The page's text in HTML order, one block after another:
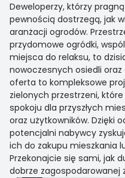
Deweloperzy, którzy
pewnością dostrzegą, jak
aranżacji ogrodów.
przydomowe ogródki,
miejsca do relaksu, to
nowoczesnych osiedli
oferta to kompleksowe
zielonych przestrzeni,
spokoju dla przyszłych
oraz użytkowników. Dzięki
potencjalni nabywcy
ich do zakupu mieszkania
Przekonajcie się sami, jak
dobrze zagospodarowanej